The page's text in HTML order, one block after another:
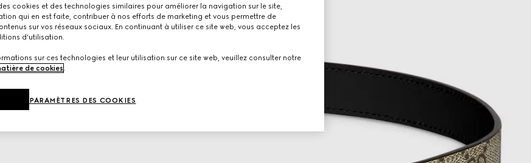
cookies et des technologies similaires pour améliorer la navigation sur le site,
qui en est faite, contribuer à nos efforts de marketing et vous permettre de
sur vos réseaux sociaux. En continuant à utiliser ce site web, vous acceptez les
d'utilisation.
sur ces technologies et leur utilisation sur ce site web, veuillez consulter notre
de cookies
PARAMÈTRES DES COOKIES